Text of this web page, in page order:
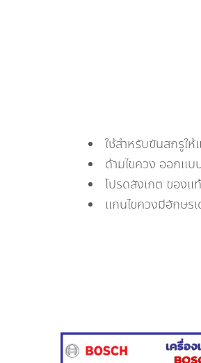
ใช้สำหรับขันสกรูใ
ด้ามไขควง ออกแบ
โปรดสังเกต ของแ
แกนไขควงมีอักษร